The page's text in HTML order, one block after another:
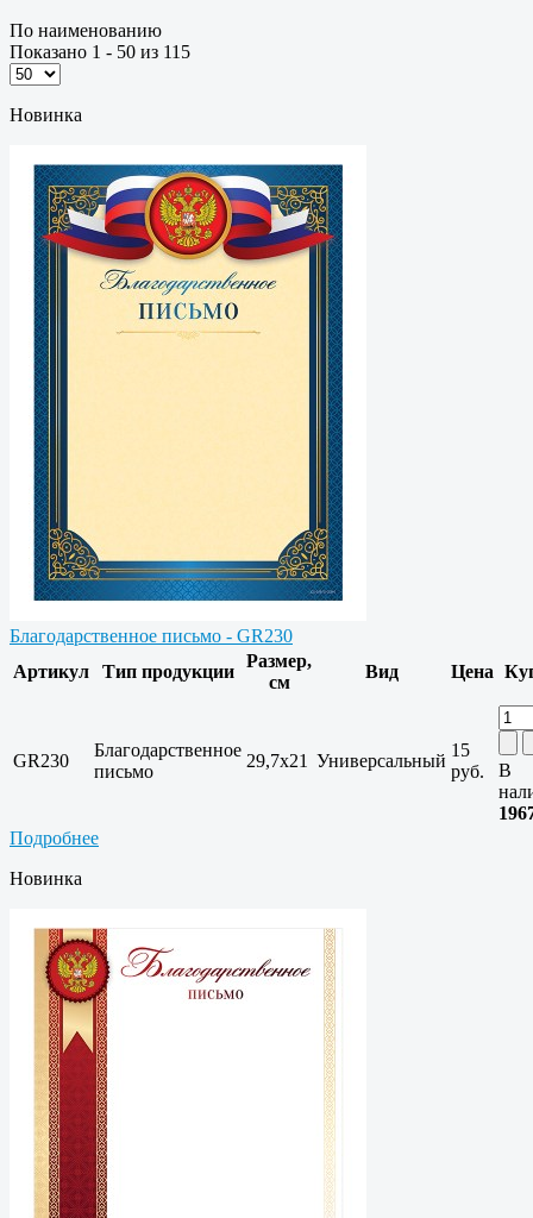
По наименованию
Показано 1 - 50 из 115
Новинка
Благодарственное письмо - GR230
Артикул
Тип продукции
Размер,
см
Вид Цена
GR230
Благодарственное
письмо
29,7x21 Универсальный
15
руб.
В
Подробнее
Новинка